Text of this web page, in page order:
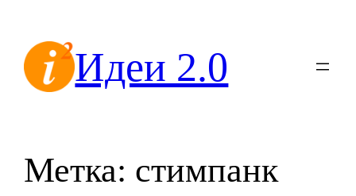
содержимомуИдеи 2.0
Метка: стимпанк